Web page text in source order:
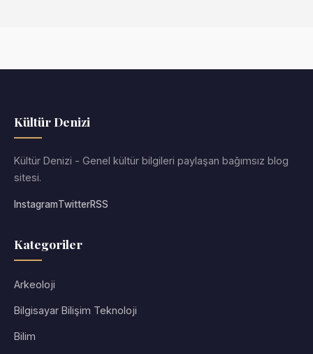
Kültür Denizi
Kültür Denizi - Genel kültür bilgileri paylaşan bağımsız blog
sitesi.
InstagramTwitterRSS
Kategoriler
Arkeoloji
Bilgisayar Bilişim Teknoloji
Bilim